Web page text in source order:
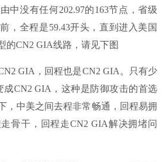
中没有任何202.97的163节点，省级
，全程是59.43开头，直到进入美国
的CN2 GIA线路，请见下图
GIA，回程也是CN2 GIA。只有少
成CN2 GIA，这种是防御攻击的首选
，中美之间去程非常畅通，回程易拥
骨干，回程走CN2 GIA解决拥堵问